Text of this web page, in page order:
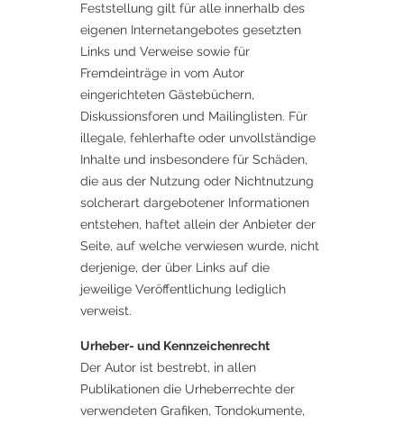
Feststellung gilt für alle innerhalb des
eigenen Internetangebotes gesetzten
Links und Verweise sowie für
Fremdeinträge in vom Autor
eingerichteten Gästebüchern,
Diskussionsforen und Mailinglisten. Für
illegale, fehlerhafte oder unvollständige
Inhalte und insbesondere für Schäden,
die aus der Nutzung oder Nichtnutzung
solcherart dargebotener Informationen
entstehen, haftet allein der Anbieter der
Seite, auf welche verwiesen wurde, nicht
derjenige, der über Links auf die
jeweilige Veröffentlichung lediglich
verweist.
Urheber- und Kennzeichenrecht
Der Autor ist bestrebt, in allen
Publikationen die Urheberrechte der
verwendeten Grafiken, Tondokumente,